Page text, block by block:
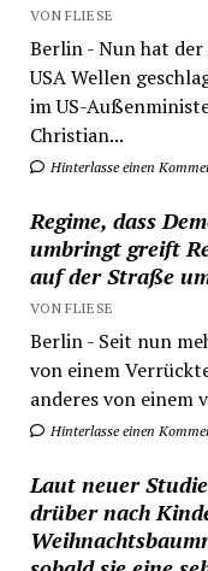
VON FLIESE
Berlin - Nun hat
USA Wellen
im US-
Christian...
Hinterlasse einen
Regime, dass
umbringt greift
auf der Straße
VON FLIESE
Berlin - Seit nun
von einem
anderes von einem
Hinterlasse einen
Laut neuer
drüber nach